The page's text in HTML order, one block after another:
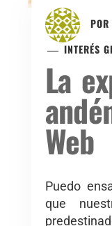
POR
INTERÉS
La
Web
Puedo
que